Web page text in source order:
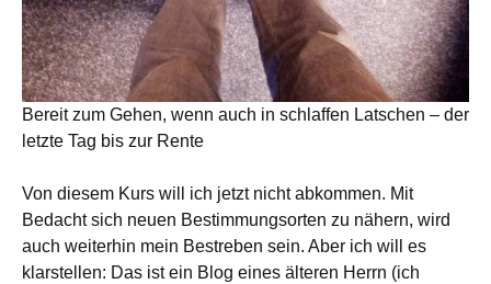
Bereit zum Gehen, wenn auch in schlaffen Latschen – der
letzte Tag bis zur Rente
Von diesem Kurs will ich jetzt nicht abkommen. Mit
Bedacht sich neuen Bestimmungsorten zu nähern, wird
auch weiterhin mein Bestreben sein. Aber ich will es
klarstellen: Das ist ein Blog eines älteren Herrn (ich